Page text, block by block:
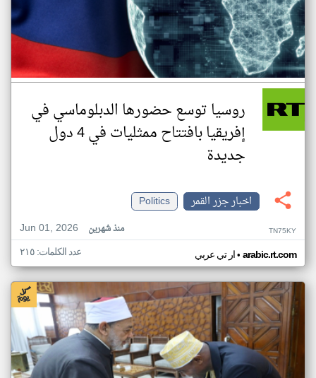
روسيا توسع حضورها الدبلوماسي في
إفريقيا بافتتاح ممثليات في 4 دول
جديدة
اخبار جزر القمر
Politics
Jun 01, 2026
منذ شهرين TN75KY
ار تي عربي• arabic.rt.com عدد الكلمات: ٢١٥